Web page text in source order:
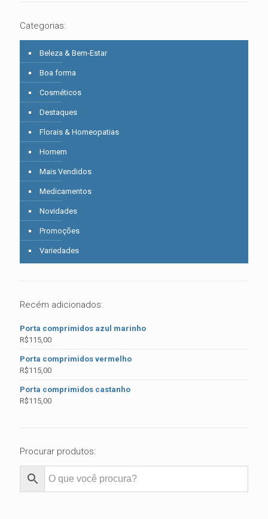
Categorias:
Beleza & Bem-Estar
Boa forma
Cosméticos
Destaques
Florais & Homeopatias
Homem
Mais Vendidos
Medicamentos
Novidades
Promoções
Variedades
Recém adicionados:
Porta comprimidos azul marinho
R$115,00
Porta comprimidos vermelho
R$115,00
Porta comprimidos castanho
R$115,00
Procurar produtos: